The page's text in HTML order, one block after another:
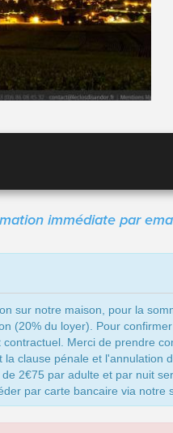
immédiate par
sur notre maison, pour la
(20% du loyer). Pour
Merci de prendre
clause pénale et l'annulation
2€75 par adulte et par nuit
par carte bancaire via notre